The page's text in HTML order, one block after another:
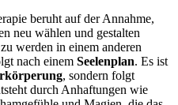
beruht auf der Annahme,
neu wählen und gestalten
werden in einem anderen
nach einem Seelenplan. Es ist
, sondern folgt
durch Anhaftungen wie